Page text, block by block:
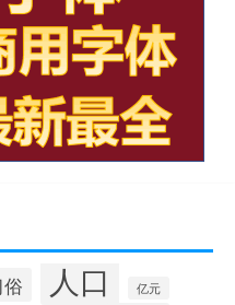
人口 亿元